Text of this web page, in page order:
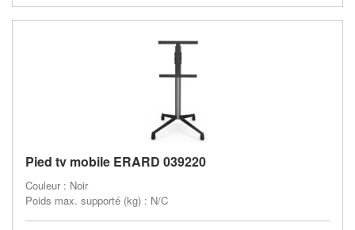
Pied tv mobile ERARD 039220
Couleur : Noir
Poids max. supporté (kg) : N/C